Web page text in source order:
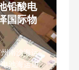
铅酸电
国际物
州南沙海运
池海运迪